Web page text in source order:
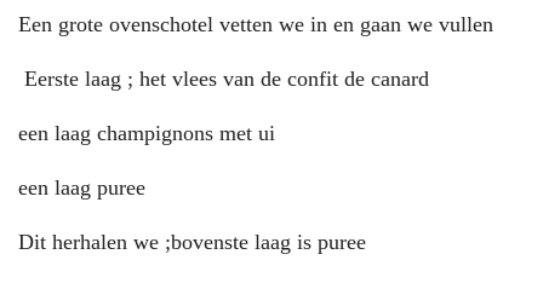
Een grote ovenschotel vetten we in en gaan we vullen
Eerste laag ; het vlees van de confit de canard
een laag champignons met ui
een laag puree
Dit herhalen we ;bovenste laag is puree